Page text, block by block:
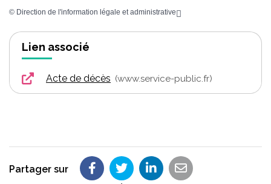
© Direction de l'information légale et administrative
Lien associé
Acte de décès www.service-public.fr
Partager sur Partager sur Facebook
Partager sur Twitter
Partager sur LinkedIn
Partager par